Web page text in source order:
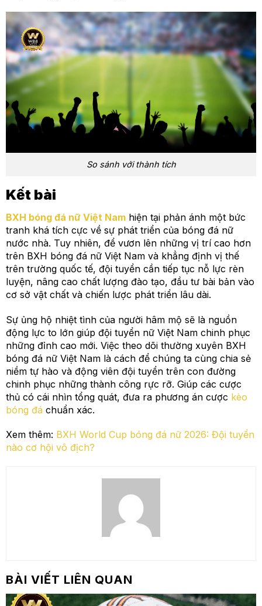
So sánh với thành tích
Kết bài
BXH bóng đá nữ Việt Namhiện tại phản ánh một bức
tranh khá tích cực về sự phát triển của bóng đá nữ
nước nhà. Tuy nhiên, để vươn lên những vị trí cao hơn
trên BXH bóng đá nữ Việt Nam và khẳng định vị thế
trên trường quốc tế, đội tuyển cần tiếp tục nỗ lực rèn
luyện, nâng cao chất lượng đào tạo, đầu tư bài bản vào
cơ sở vật chất và chiến lược phát triển lâu dài.
Sự ủng hộ nhiệt tình của người hâm mộ sẽ là nguồn
động lực to lớn giúp đội tuyển nữ Việt Nam chinh phục
những đỉnh cao mới. Việc theo dõi thường xuyên BXH
bóng đá nữ Việt Nam là cách để chúng ta cùng chia sẻ
niềm tự hào và động viên đội tuyển trên con đường
chinh phục những thành công rực rỡ. Giúp các cược
thủ có cái nhìn tổng quát, đưa ra phương án cược kèo
bóng đá chuẩn xác.
Xem thêm: BXH World Cup bóng đá nữ 2026: Đội tuyển
nào cơ hội vô địch?
BÀI VIẾT LIÊN QUAN